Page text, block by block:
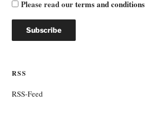
Please read ourterms and conditions
RSS
RSS-Feed